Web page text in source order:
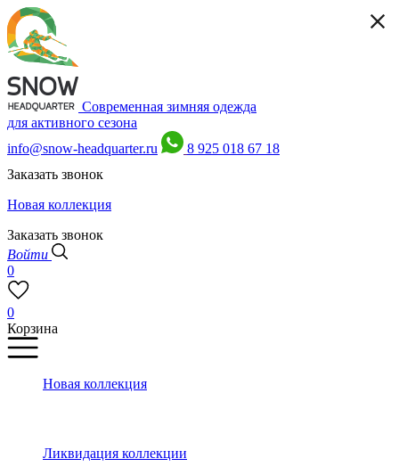
Современная зимняя одежда
для активного сезона
info@snow-headquarter.ru
8 925 018 67 18
Заказать звонок
Новая коллекция
Заказать звонок
Войти
0
0
Корзина
Новая коллекция
Ликвидация коллекции